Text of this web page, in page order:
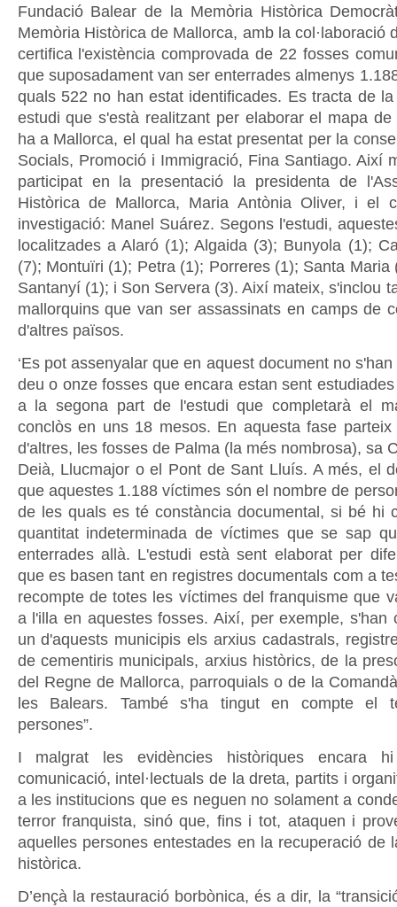
Fundació Balear de la Memòria Històrica
Memòria Històrica de Mallorca, amb la col·laboració
certifica l'existència comprovada de 22 fosses
que suposadament van ser enterrades almenys
quals 522 no han estat identificades. Es tracta de
estudi que s'està realitzant per elaborar el mapa
ha a Mallorca, el qual ha estat presentat per la
Socials, Promoció i Immigració, Fina Santiago. Així
participat en la presentació la presidenta de
Històrica de Mallorca, Maria Antònia Oliver, i el
investigació: Manel Suárez. Segons l'estudi,
localitzades a Alaró (1); Algaida (3); Bunyola (1);
(7); Montuïri (1); Petra (1); Porreres (1); Santa Maria
Santanyí (1); i Son Servera (3). Així mateix, s'inclou
mallorquins que van ser assassinats en camps de
d'altres països.
‘Es pot assenyalar que en aquest document no
deu o onze fosses que encara estan sent
a la segona part de l'estudi que completarà el
conclòs en uns 18 mesos. En aquesta fase parteix
d'altres, les fosses de Palma (la més nombrosa), sa
Deià, Llucmajor o el Pont de Sant Lluís. A més, el
que aquestes 1.188 víctimes són el nombre de
de les quals es té constància documental, si bé hi
quantitat indeterminada de víctimes que se sap
enterrades allà. L'estudi està sent elaborat per
que es basen tant en registres documentals com a
recompte de totes les víctimes del franquisme que
a l'illa en aquestes fosses. Així, per exemple, s'han
un d'aquests municipis els arxius cadastrals,
de cementiris municipals, arxius històrics, de la
del Regne de Mallorca, parroquials o de la
les Balears. També s'ha tingut en compte el
persones”.
I malgrat les evidències històriques encara
comunicació, intel·lectuals de la dreta, partits i
a les institucions que es neguen no solament a
terror franquista, sinó que, fins i tot, ataquen i
aquelles persones entestades en la recuperació de
històrica.
D’ençà la restauració borbònica, és a dir, la